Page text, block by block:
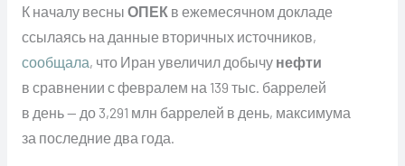
К началу весны ОПЕК в ежемесячном докладе
ссылаясь на данные вторичных источников,
сообщала, что Иран увеличил добычу нефти
в сравнении с февралем на 139 тыс. баррелей
в день — до 3,291 млн баррелей в день, максимума
за последние два года.